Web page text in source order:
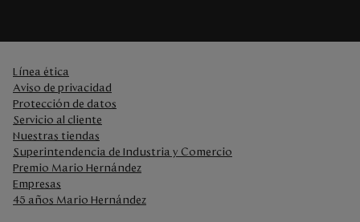
Línea ética
Aviso de privacidad
Protección de datos
Servicio al cliente
Nuestras tiendas
Superintendencia de Industria y Comercio
Premio Mario Hernández
Empresas
45 años Mario Hernández